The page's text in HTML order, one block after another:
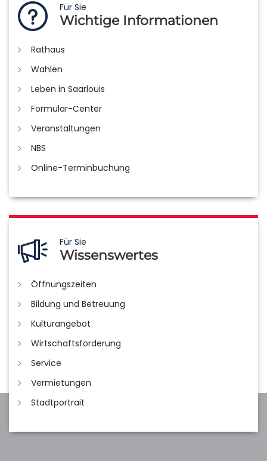
Für Sie
Wichtige Informationen
Rathaus
Wahlen
Leben in Saarlouis
Formular-Center
Veranstaltungen
NBS
Online-Terminbuchung
Für Sie
Wissenswertes
Öffnungszeiten
Bildung und Betreuung
Kulturangebot
Wirtschaftsförderung
Service
Vermietungen
Stadtportrait